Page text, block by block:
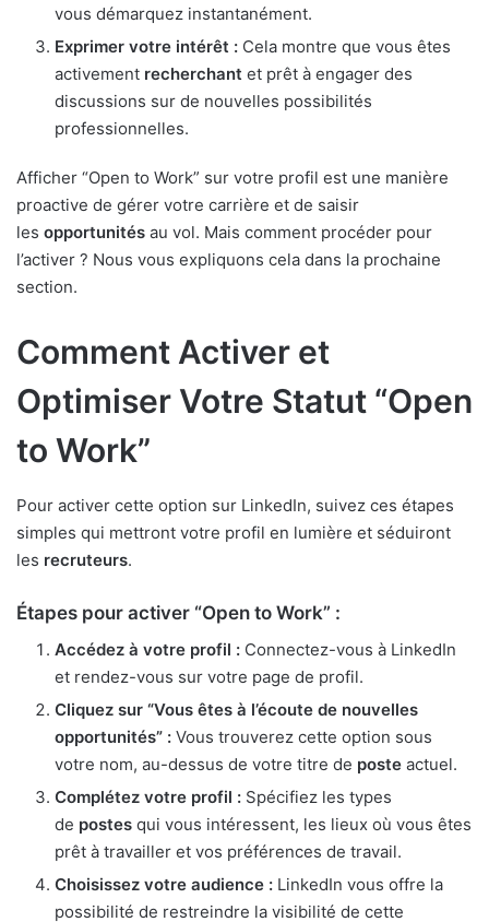
vous démarquez instantanément.
Exprimer votre intérêt : Cela montre que vous êtes
activement recherchant et prêt à engager des
discussions sur de nouvelles possibilités
professionnelles.
Afficher “Open to Work” sur votre profil est une manière
proactive de gérer votre carrière et de saisir
les opportunités au vol. Mais comment procéder pour
l’activer ? Nous vous expliquons cela dans la prochaine
section.
Comment Activer et
Optimiser Votre Statut “Open
to Work”
Pour activer cette option sur LinkedIn, suivez ces étapes
simples qui mettront votre profil en lumière et séduiront
les recruteurs.
Étapes pour activer “Open to Work” :
Accédez à votre profil : Connectez-vous à LinkedIn
et rendez-vous sur votre page de profil.
Cliquez sur “Vous êtes à l’écoute de nouvelles
opportunités” : Vous trouverez cette option sous
votre nom, au-dessus de votre titre de poste actuel.
Complétez votre profil : Spécifiez les types
de postes qui vous intéressent, les lieux où vous êtes
prêt à travailler et vos préférences de travail.
Choisissez votre audience : LinkedIn vous offre la
possibilité de restreindre la visibilité de cette